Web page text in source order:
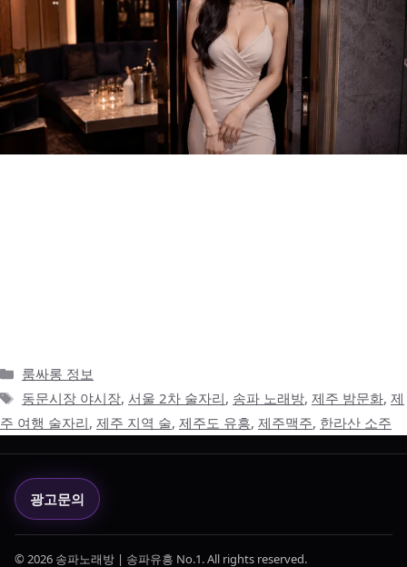
카
테
고
리
룸싸롱 정보
태
그
동문시장 야시장, 서울 2차 술자리, 송파 노래방, 제주 밤문화, 제
주 여행 술자리, 제주 지역 술, 제주도 유흥, 제주맥주, 한라산 소주
광고문의
© 2026 송파노래방 | 송파유흥 No.1. All rights reserved.